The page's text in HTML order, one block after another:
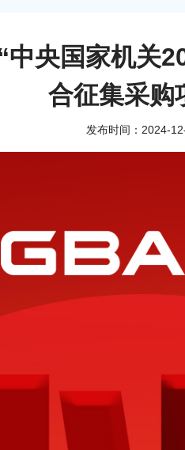
央国家机关
合征集采购
发布时间：2024-